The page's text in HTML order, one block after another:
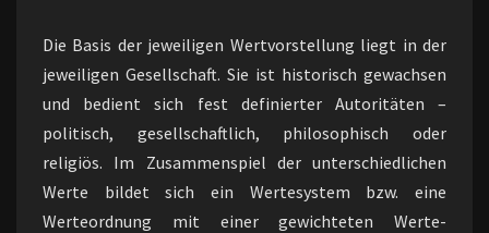
Die Basis der jeweiligen Wertvorstellung liegt in der
jeweiligen Gesellschaft. Sie ist historisch gewachsen
und bedient sich fest definierter Autoritäten –
politisch, gesellschaftlich, philosophisch oder
religiös. Im Zusammenspiel der unterschiedlichen
Werte bildet sich ein Wertesystem bzw. eine
Werteordnung mit einer gewichteten Werte-